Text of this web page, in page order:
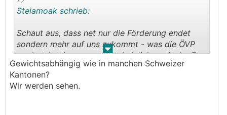
. .
Steiamoak schrieb:
Schaut aus, dass net nur die Förderung endet
sondern mehr auf uns zukommt - was die ÖVP
geplant hat is umso wahrscheinlicher mit der F...
bin gespannt was da bei der motorbezogenen
Steuer planen, nachdem die ja vom co2 Wert
Gewichtsabhängig wie in manchen Schweizer
Kantonen?
Wir werden sehen.